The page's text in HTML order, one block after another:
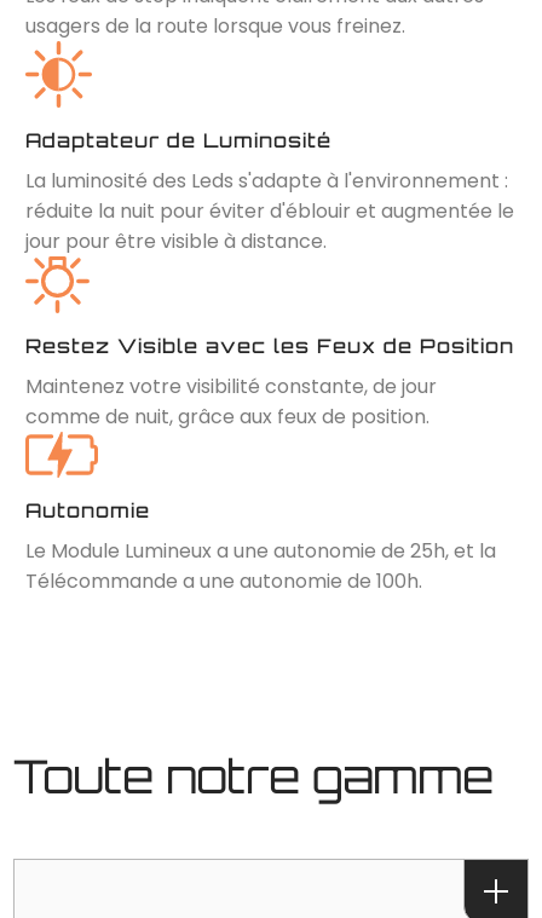
usagers de la route lorsque vous freinez.
Adaptateur de Luminosité
La luminosité des Leds s'adapte à l'environnement :
réduite la nuit pour éviter d'éblouir et augmentée le
jour pour être visible à distance.
Restez Visible avec les Feux de Position
Maintenez votre visibilité constante, de jour
comme de nuit, grâce aux feux de position.
Autonomie
Le Module Lumineux a une autonomie de 25h, et la
Télécommande a une autonomie de 100h.
Toute notre gamme